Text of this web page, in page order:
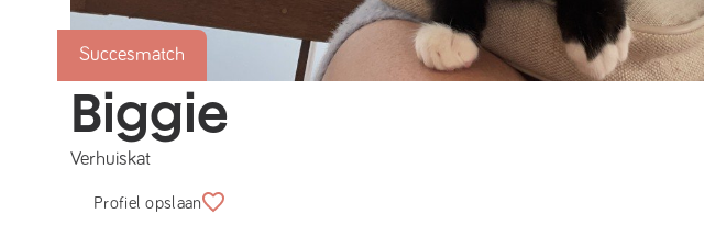
Succesmatch
Biggie
Verhuiskat
Profiel opslaan